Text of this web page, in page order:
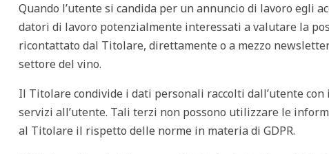
Quando l’utente si candida per un annuncio di lavoro
datori di lavoro potenzialmente interessati a valutare la
ricontattato dal Titolare, direttamente o a mezzo
settore del vino.
Il Titolare condivide i dati personali raccolti dall’utente
servizi all’utente. Tali terzi non possono utilizzare le
al Titolare il rispetto delle norme in materia di GDPR.